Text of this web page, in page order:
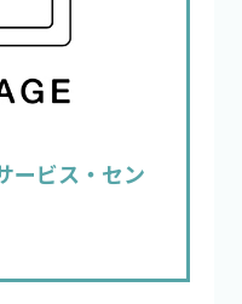
ービス・セン